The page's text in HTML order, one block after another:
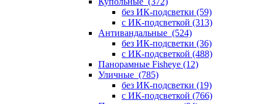
без ИК-подсветки (59)
с ИК-подсветкой (313)
Антивандальные (524)
без ИК-подсветки (36)
с ИК-подсветкой (488)
Панорамные Fisheye (12)
Уличные (785)
без ИК-подсветки (19)
с ИК-подсветкой (766)